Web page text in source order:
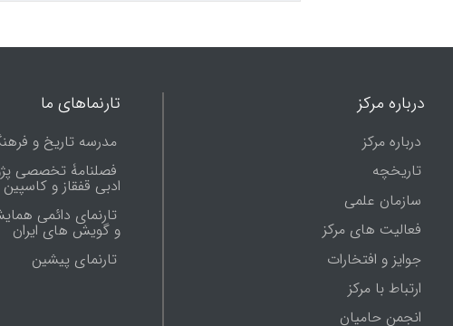
درباره مرکز
درباره مرکز
تاریخچه
سازمان علمی
فعالیت های مرکز
جوایز و افتخارات
ارتباط با مرکز
انجمن حامیان
تارنماهای ما
مدرسه تاریخ و
فصلنامۀ تخصصی
ادبی قفقاز و کاسپین
تارنمای دائمی
و گویش های ایران
تارنماى پيشين